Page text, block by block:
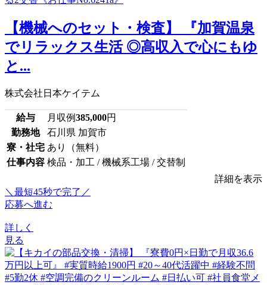
【機械へのセット・検査】 『加賀温泉
でリラックス生活 ◎高収入で心にもゆ
と...
株式会社日本ケイテム
給与 月収例385,000円
勤務地
石川県 加賀市
寮・社宅 あり（無料）
仕事内容 検品・加工 / 機械系工場 / 交替制
詳細を表示
＼最短45秒で完了／
応募へ進む
詳しく
見る